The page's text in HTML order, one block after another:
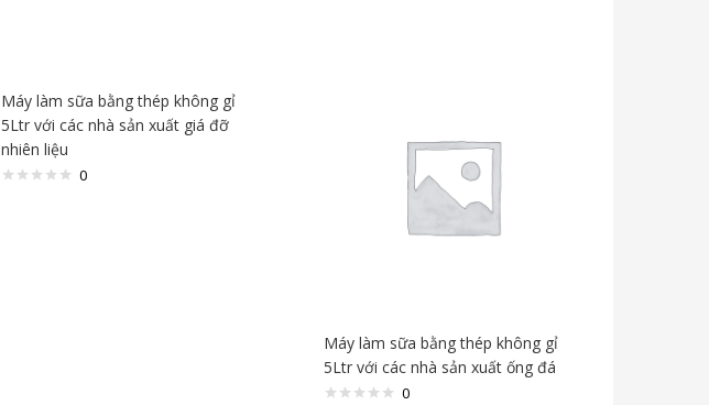
Máy làm sữa bằng thép không gỉ
5Ltr với các nhà sản xuất giá đỡ
nhiên liệu
0
Máy làm sữa bằng thép không gỉ
5Ltr với các nhà sản xuất ống đá
0